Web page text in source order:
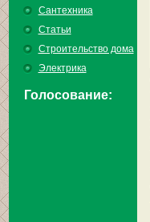
Сантехника
Статьи
Строительство дома
Электрика
Голосование: